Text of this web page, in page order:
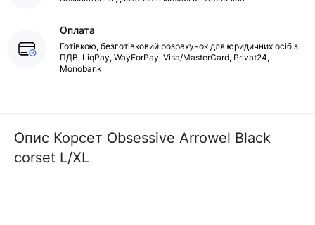
Оплата
Готівкою, безготівковий розрахунок для юридичних осіб з
ПДВ, LiqPay, WayForPay, Visa/MasterCard, Privat24,
Monobank
Опис Корсет Obsessive Arrowel Black
corset L/XL